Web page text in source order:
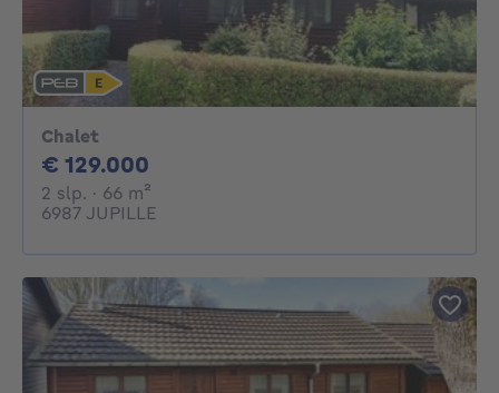
Chalet
€ 129.000
2 slp. 2 slaapkamers
· 66 m²
6987 JUPILLE